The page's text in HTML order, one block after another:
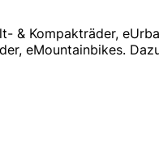
Kompakträder,
eMountainbikes.